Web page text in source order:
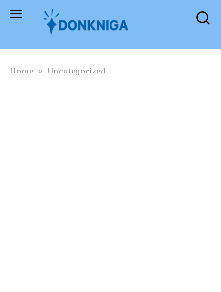
Skip
Home » Uncategorized